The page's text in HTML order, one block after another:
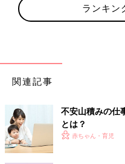
ランキン
関連記事
不安山積みの仕
とは？
赤ちゃん・育児